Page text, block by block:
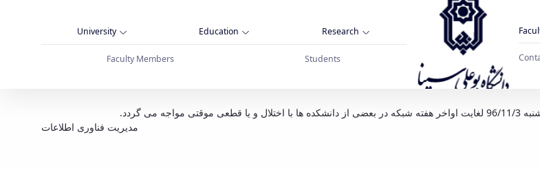
University Education Research
Faculty Members Students
اختلال و قطعی شبکه در تعدادی از دانشکده ها - دانشگاه بوعلی سینا همدان
گردد.
مدیریت فناوری اطلاعات